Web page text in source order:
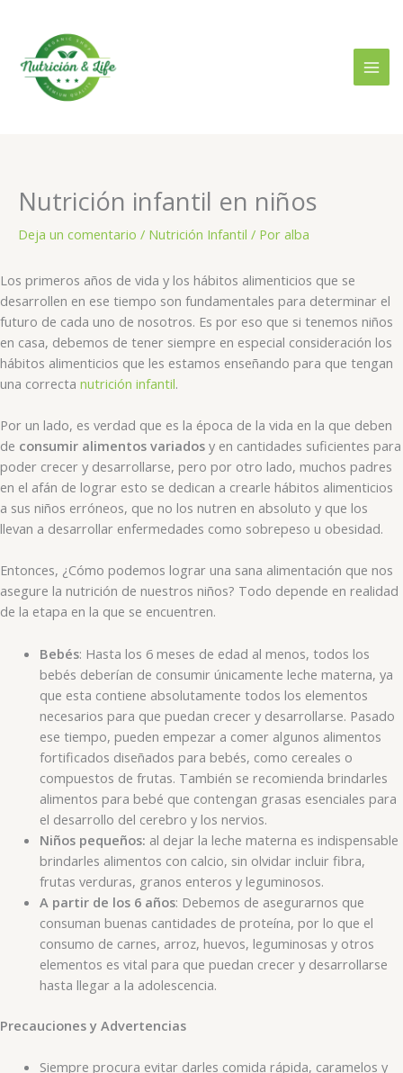
contenido
Nutrición infantil en niños
Deja un comentario / Nutrición Infantil / Por alba
Los primeros años de vida y los hábitos alimenticios que se
desarrollen en ese tiempo son fundamentales para determinar el
futuro de cada uno de nosotros. Es por eso que si tenemos niños
en casa, debemos de tener siempre en especial consideración los
hábitos alimenticios que les estamos enseñando para que tengan
una correcta nutrición infantil.
Por un lado, es verdad que es la época de la vida en la que deben
de consumir alimentos variados y en cantidades suficientes para
poder crecer y desarrollarse, pero por otro lado, muchos padres
en el afán de lograr esto se dedican a crearle hábitos alimenticios
a sus niños erróneos, que no los nutren en absoluto y que los
llevan a desarrollar enfermedades como sobrepeso u obesidad.
Entonces, ¿Cómo podemos lograr una sana alimentación que nos
asegure la nutrición de nuestros niños? Todo depende en realidad
de la etapa en la que se encuentren.
Bebés: Hasta los 6 meses de edad al menos, todos los
bebés deberían de consumir únicamente leche materna, ya
que esta contiene absolutamente todos los elementos
necesarios para que puedan crecer y desarrollarse. Pasado
ese tiempo, pueden empezar a comer algunos alimentos
fortificados diseñados para bebés, como cereales o
compuestos de frutas. También se recomienda brindarles
alimentos para bebé que contengan grasas esenciales para
el desarrollo del cerebro y los nervios.
Niños pequeños: al dejar la leche materna es indispensable
brindarles alimentos con calcio, sin olvidar incluir fibra,
frutas verduras, granos enteros y leguminosos.
A partir de los 6 años: Debemos de asegurarnos que
consuman buenas cantidades de proteína, por lo que el
consumo de carnes, arroz, huevos, leguminosas y otros
elementos es vital para que puedan crecer y desarrollarse
hasta llegar a la adolescencia.
Precauciones y Advertencias
Siempre procura evitar darles comida rápida, caramelos y